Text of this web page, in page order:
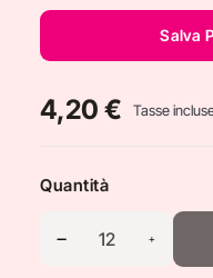
Salva
4,20 € Tasse
Quantità